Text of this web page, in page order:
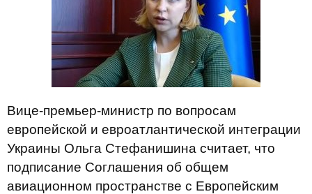
Вице-премьер-министр по вопросам
европейской и евроатлантической интеграции
Украины Ольга Стефанишина считает, что
подписание Соглашения об общем
авиационном пространстве с Европейским